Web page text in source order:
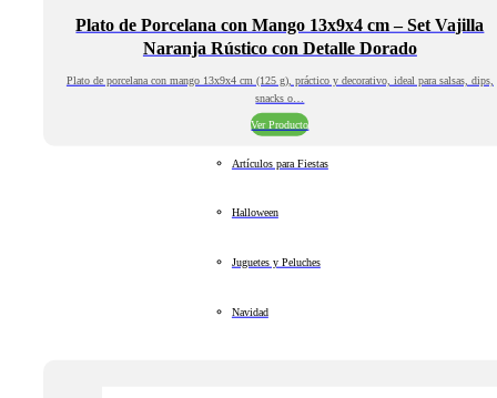
Plato de Porcelana con Mango 13x9x4 cm – Set Vajilla
Naranja Rústico con Detalle Dorado
Plato de porcelana con mango 13x9x4 cm (125 g), práctico y decorativo, ideal para salsas, dips,
snacks o…
Ver Producto
Artículos para Fiestas
Halloween
Juguetes y Peluches
Navidad